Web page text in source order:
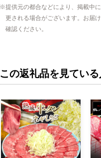
提供元の都合などにより、掲載中
更される場合がございます。お届
確認ください。
この返礼品を見てい